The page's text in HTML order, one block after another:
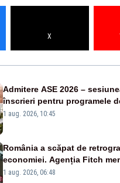
X
Admitere ASE 2026 –
înscrieri pentru programele
masterat și doctorat
1 aug. 2026, 10:45
România a scăpat de
economiei. Agenția Fitch
„BBB-” cu perspectivă
1 aug. 2026, 06:48